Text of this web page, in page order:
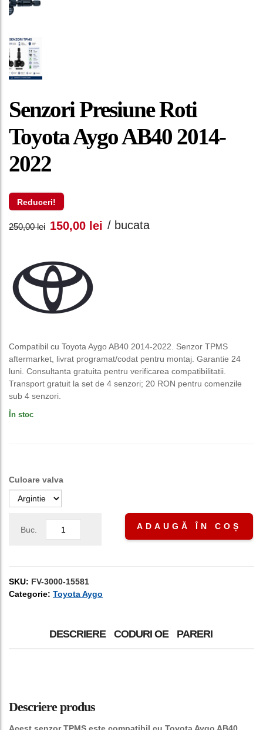
Senzori Presiune Roti
Toyota Aygo AB40 2014-
2022
Reduceri!
250,00lei Prețul
a
fost:
150,00 lei Prețul
/ bucata
Compatibil cu Toyota Aygo AB40 2014-2022. Senzor TPMS
aftermarket, livrat programat/codat pentru montaj. Garantie 24
luni. Consultanta gratuita pentru verificarea compatibilitatii.
Transport gratuit la set de 4 senzori; 20 RON pentru comenzile
sub 4 senzori.
În stoc
Culoare valva
Buc. ADAUGĂ ÎN COȘ
SKU: FV-3000-15581
Categorie: Toyota Aygo
DESCRIERE CODURI OE PARERI
Descriere produs